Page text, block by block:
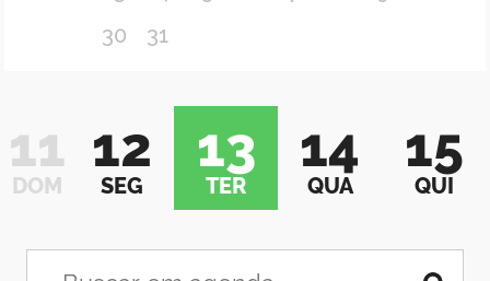
30
31
11
DOM
12
SEG
13
TER
14
QUA
15
QUI